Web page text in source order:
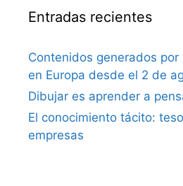
Entradas recientes
Contenidos generados por
en Europa desde el 2 de
Dibujar es aprender a
El conocimiento tácito:
empresas